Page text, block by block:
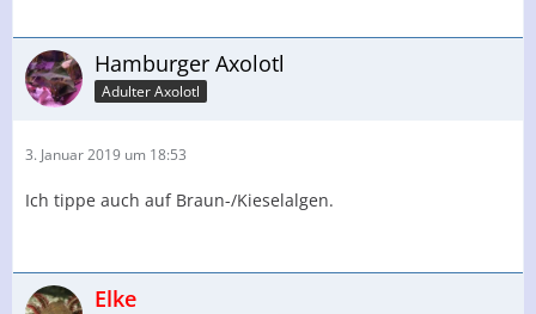
Hamburger Axolotl
Adulter Axolotl
3. Januar 2019 um 18:53
Ich tippe auch auf Braun-/Kieselalgen.
Elke